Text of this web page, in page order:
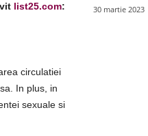
list25.com:
circulatiei
In plus, in
sexuale si
30 martie 2023